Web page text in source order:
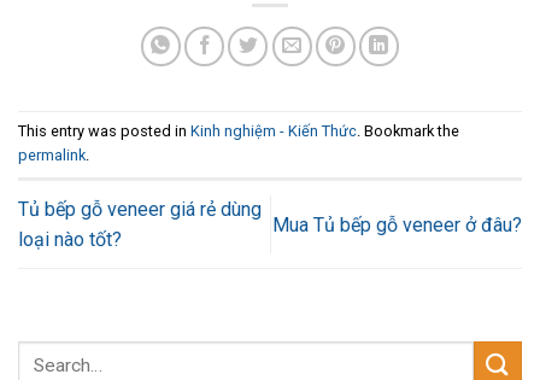
This entry was posted in Kinh nghiệm - Kiến Thức. Bookmark the
permalink.
Tủ bếp gỗ veneer giá rẻ dùng
loại nào tốt?
Mua Tủ bếp gỗ veneer ở đâu?